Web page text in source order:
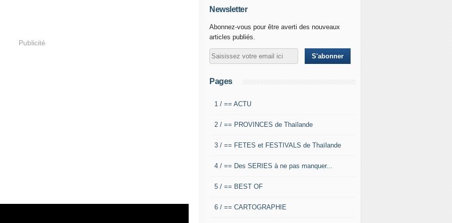
Publicité
Newsletter
Abonnez-vous pour être averti des nouveaux
articles publiés.
Pages
1 / == ACTU
2 / == PROVINCES de Thaïlande
3 / == FETES et FESTIVALS de Thaïlande
4 / == Des SERIES à ne pas manquer...
5 / == BEST OF
6 / == CARTOGRAPHIE